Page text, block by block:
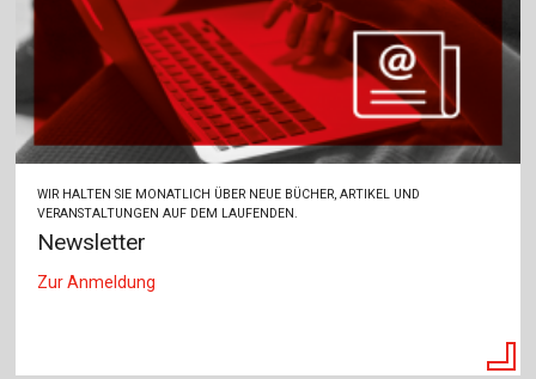
WIR HALTEN SIE MONATLICH ÜBER NEUE BÜCHER, ARTIKEL UND
VERANSTALTUNGEN AUF DEM LAUFENDEN.
Newsletter
Zur Anmeldung